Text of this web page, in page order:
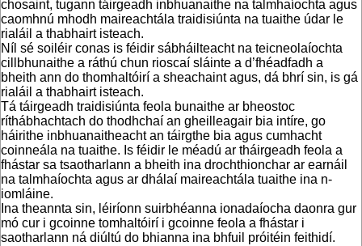
chosaint, tugann táirgeadh inbhuanaithe na talmhaíochta agus
caomhnú mhodh maireachtála traidisiúnta na tuaithe údar le
rialáil a thabhairt isteach.
Níl sé soiléir conas is féidir sábháilteacht na teicneolaíochta
cillbhunaithe a ráthú chun rioscaí sláinte a d’fhéadfadh a
bheith ann do thomhaltóirí a sheachaint agus, dá bhrí sin, is gá
rialáil a thabhairt isteach.
Tá táirgeadh traidisiúnta feola bunaithe ar bheostoc
ríthábhachtach do thodhchaí an gheilleagair bia intíre, go
háirithe inbhuanaitheacht an táirgthe bia agus cumhacht
coinneála na tuaithe. Is féidir le méadú ar tháirgeadh feola a
fhástar sa tsaotharlann a bheith ina drochthionchar ar earnáil
na talmhaíochta agus ar dhálaí maireachtála tuaithe ina n-
iomláine.
Ina theannta sin, léiríonn suirbhéanna ionadaíocha daonra gur
mó cur i gcoinne tomhaltóirí i gcoinne feola a fhástar i
saotharlann ná diúltú do bhianna ina bhfuil próitéin feithidí.